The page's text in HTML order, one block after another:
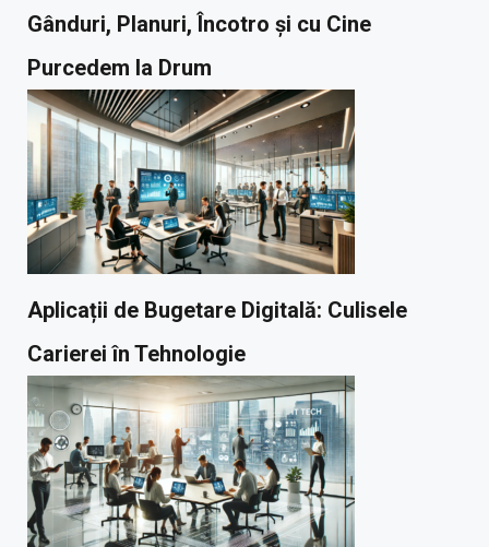
Gânduri, Planuri, Încotro și cu Cine
Purcedem la Drum
Aplicații de Bugetare Digitală: Culisele
Carierei în Tehnologie